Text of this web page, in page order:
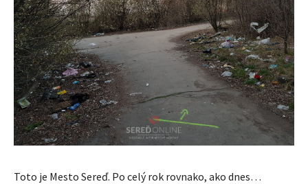
Toto je Mesto Sereď. Po celý rok rovnako, ako dnes…